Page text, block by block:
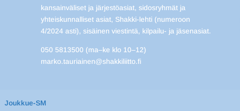
kansainväliset ja järjestöasiat, sidosryhmät ja
yhteiskunnalliset asiat, Shakki-lehti (numeroon
4/2024 asti), sisäinen viestintä, kilpailu- ja jäsenasiat.
050 5813500 (ma–ke klo 10–12)
marko.tauriainen@shakkiliitto.fi
Joukkue-SM